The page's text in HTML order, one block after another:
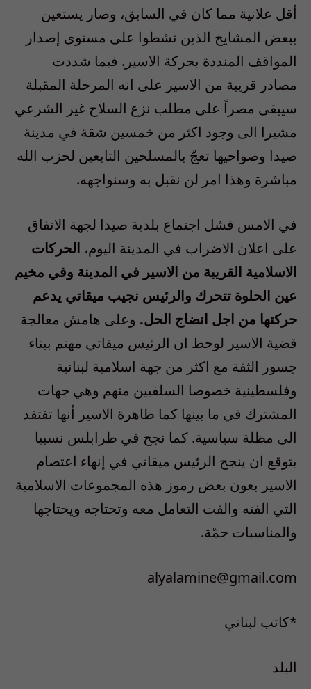
أقل علانية مما كان في السابق، وصار يستعين
ببعض المشايخ الذين نشطوا على مستوى إصدار
المواقف المنددة بحركة الاسير. فيما شددت
مصادر قريبة من الاسير على انه المرحلة المقبلة
سيبقى مصراً على مطلب نزع السلاح غير الشرعي
مشيرا الى وجود اكثر من خمسين شقة في مدينة
صيدا وضواحيها تعجّ بالمسلحين التابعين لحزب الله
مباشرة وهذا امر لن نقبل به وسنواجهه.
في الامس فشل اجتماع بلدية صيدا لجهة الاتفاق
على اعلان الاضراب في المدينة اليوم، الحركات
الاسلامية القريبة من الاسير في المدينة وفي مخيم
عين الحلوة تتحرك والرئيس نجيب ميقاتي يدعم
حركتها من اجل انضاج الحل. وعلى هامش معالجة
قضية الاسير لوحظ ان الرئيس ميقاتي مهتم ببناء
جسور الثقة مع اكثر من جهة اسلامية لبنانية
وفلسطينية خصوصا السلفيين منهم وهي جهات
المشترك في ما بينها كما ظاهرة الاسير أنها تفتقد
الى مظلة سياسية. كما نجح في طرابلس نسبيا
يتوقع ان ينجح الرئيس ميقاتي في إنهاء اعتصام
الاسير بعون بعض رموز هذه المجموعات الاسلامية
التي الفته والفت التعامل معه وتحتاجه ويحتاجها
والمناسبات جمّة.
alyalamine@gmail.com
*كاتب لبناني
البلد